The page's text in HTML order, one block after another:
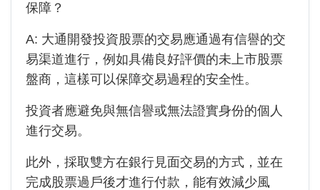
保障？
A: 大通開發投資股票的交易應通過有信譽的交
易渠道進行，例如具備良好評價的未上市股票
盤商，這樣可以保障交易過程的安全性。
投資者應避免與無信譽或無法證實身份的個人
進行交易。
此外，採取雙方在銀行見面交易的方式，並在
完成股票過戶後才進行付款，能有效減少風